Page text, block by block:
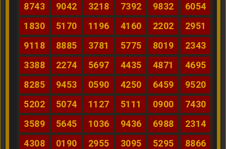
8743
9042 3218 7392 9832
6054
1830
5170 1196 4160 2202
2951
9118
8885 3781 5775 8019
2343
3388
2274 5697 4435 4871
4695
8285
9453 0590 4250 6459
9520
5202
5074 1127 5111 0900
7430
3589
5645 1036 9436 6988
2314
4308
0190 2955 3095 5295
8866